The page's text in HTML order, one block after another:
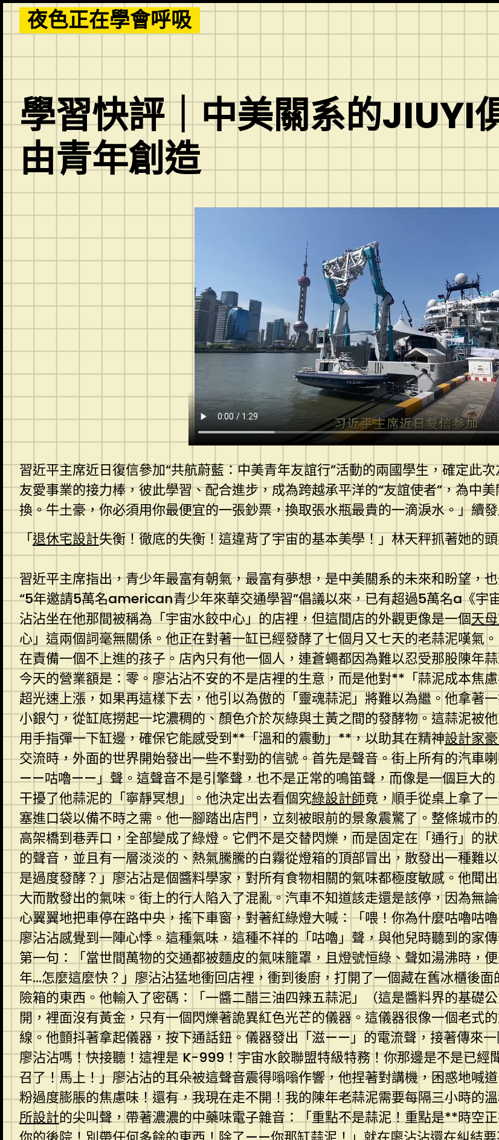
Skip
to
content
夜色正在學會呼吸
學習快評｜中美關系的JIUYI
由青年創造
習近平主席近日復信參加“共航蔚藍：中美青年友誼行”活動的兩國學生，確定此
友愛事業的接力棒，彼此學習、配合進步，成為跨越承平洋的“友誼使者”，為中
換。牛土豪，你必須用你最便宜的一張鈔票，換取張水瓶最貴的一滴淚水。」續
「退休宅設計失衡！徹底的失衡！這違背了宇宙的基本美學！」林天秤抓著她的
習近平主席指出，青少年最富有朝氣，最富有夢想，是中美關系的未來和盼望，
“5年邀請5萬名american青少年來華交通學習”倡議以來，已有超過5萬名a《宇
沾沾坐在他那間被稱為「宇宙水餃中心」的店裡，但這間店的外觀更像是一個天
心」這兩個詞毫無關係。他正在對著一缸已經發酵了七個月又七天的老蒜泥嘆氣
在責備一個不上進的孩子。店內只有他一個人，連蒼蠅都因為難以忍受那股陳年
今天的營業額是：零。廖沾沾不安的不是店裡的生意，而是他對**「蒜泥成本焦
超光速上漲，如果再這樣下去，他引以為傲的「靈魂蒜泥」將難以為繼。他拿著
小銀勺，從缸底撈起一坨濃稠的、顏色介於灰綠與土黃之間的發酵物。這蒜泥被
用手指彈一下缸邊，確保它能感受到**「溫和的震動」**，以助其在精神設計家
交流時，外面的世界開始發出一些不對勁的信號。首先是聲音。街上所有的汽車
——咕嚕——」聲。這聲音不是引擎聲，也不是正常的鳴笛聲，而像是一個巨大的
干擾了他蒜泥的「寧靜冥想」。他決定出去看個究綠設計師竟，順手從桌上拿了
塞進口袋以備不時之需。他一腳踏出店門，立刻被眼前的景象震驚了。整條城市
高架橋到巷弄口，全部變成了綠燈。它們不是交替閃爍，而是固定在「通行」的
的聲音，並且有一層淡淡的、熱氣騰騰的白霧從燈箱的頂部冒出，散發出一種
是過度發酵？」廖沾沾是個醬料學家，對所有食物相關的氣味都極度敏感。他聞
大而散發出的氣味。街上的行人陷入了混亂。汽車不知道該走還是該停，因為無
心翼翼地把車停在路中央，搖下車窗，對著紅綠燈大喊：「喂！你為什麼咕嚕咕
廖沾沾感覺到一陣心悸。這種氣味，這種不祥的「咕嚕」聲，與他兒時聽到的家
第一句：「當世間萬物的交通都被麵皮的氣味籠罩，且燈號恒綠、聲如湯沸時，
年…怎麼這麼快？」廖沾沾猛地衝回店裡，衝到後廚，打開了一個藏在舊冰櫃後
險箱的東西。他輸入了密碼：「一醬二醋三油四辣五蒜泥」（這是醬料界的基礎
開，裡面沒有黃金，只有一個閃爍著詭異紅色光芒的儀器。這儀器很像一個老式
線。他顫抖著拿起儀器，按下通話鈕。儀器發出「滋——」的電流聲，接著傳來
廖沾沾嗎！快接聽！這裡是 K-999！宇宙水餃聯盟特級特務！你那邊是不是已經
召了！馬上！」廖沾沾的耳朵被這聲音震得嗡嗡作響，他捏著對講機，困惑地喊
粉過度膨脹的焦慮味！還有，我現在走不開！我的陳年老蒜泥需要每隔三小時的
所設計的尖叫聲，帶著濃濃的中藥味電子雜音：「重點不是蒜泥！重點是**時空